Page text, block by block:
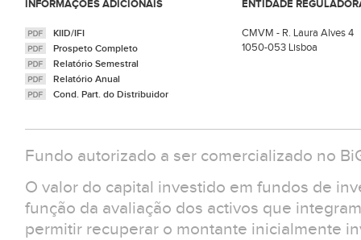
INFORMAÇÕES ADICIONAIS ENTIDADE
KIID/IFI
Prospeto Completo
Relatório Semestral
Relatório Anual
Cond. Part. do Distribuidor
CMVM - R. Laura Alves 4
1050-053 Lisboa
Fundo autorizado a ser comercializado no
O valor do capital investido em fundos de
função da avaliação dos activos que
permitir recuperar o montante inicialmente